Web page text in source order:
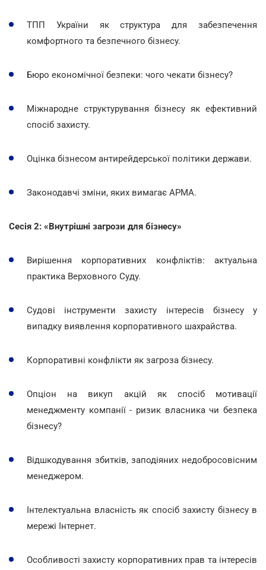
ТПП України як структура для забезпечення
комфортного та безпечного бізнесу.
Бюро економічної безпеки: чого чекати бізнесу?
Міжнародне структурування бізнесу як ефективний
спосіб захисту.
Оцінка бізнесом антирейдерської політики держави.
Законодавчі зміни, яких вимагає АРМА.
Сесія 2: «Внутрішні загрози для бізнесу»
Вирішення корпоративних конфліктів: актуальна
практика Верховного Суду.
Судові інструменти захисту інтересів бізнесу у
випадку виявлення корпоративного шахрайства.
Корпоративні конфлікти як загроза бізнесу.
Опціон на викуп акцій як спосіб мотивації
менеджменту компанії - ризик власника чи безпека
бізнесу?
Відшкодування збитків, заподіяних недобросовісним
менеджером.
Інтелектуальна власність як спосіб захисту бізнесу в
мережі Інтернет.
Особливості захисту корпоративних прав та інтересів